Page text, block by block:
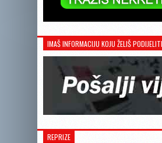
IMAŠ INFORMACIJU KOJU ŽELIŠ
REPRIZE